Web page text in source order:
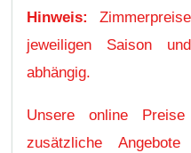
Hinweis:
jeweiligen Saison
abhängig.
Unsere online
zusätzliche